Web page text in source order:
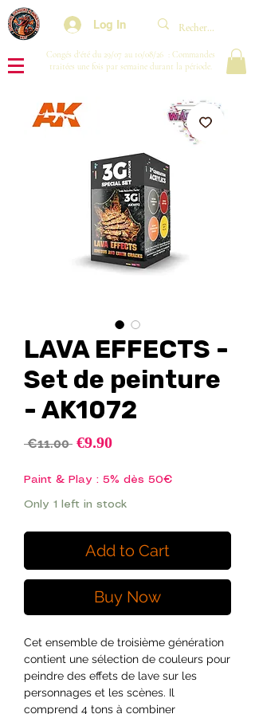
Log In
Congés d'été du 29/07 au 10/08/26 : Commandes
traitées une fois par semaine durant la période.
LAVA EFFECTS -
Set de peinture
- AK1072
€11.00 Regular
€9.90Sale
Paint & Play : 5% dès 50€
Only 1 left in stock
Add to Cart
Buy Now
Cet ensemble de troisième génération
contient une sélection de couleurs pour
peindre des effets de lave sur les
personnages et les scènes. Il
comprend 4 tons à combiner